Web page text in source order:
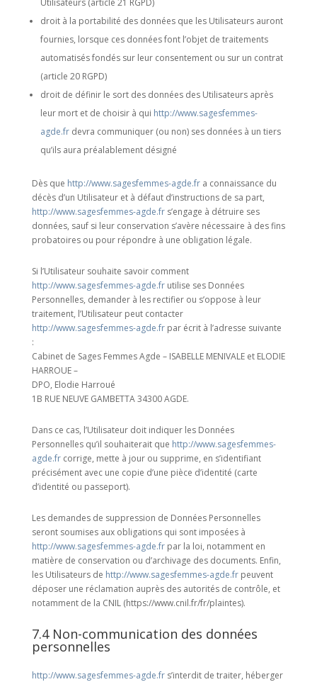
droit à la portabilité des données que les Utilisateurs auront
fournies, lorsque ces données font l’objet de traitements
automatisés fondés sur leur consentement ou sur un contrat
(article 20 RGPD)
droit de définir le sort des données des Utilisateurs après
leur mort et de choisir à qui http://www.sagesfemmes-
agde.frdevra communiquer (ou non) ses données à un tiers
qu’ils aura préalablement désigné
Dès que http://www.sagesfemmes-agde.fra connaissance du
décès d’un Utilisateur et à défaut d’instructions de sa part,
http://www.sagesfemmes-agde.frs’engage à détruire ses
données, sauf si leur conservation s’avère nécessaire à des fins
probatoires ou pour répondre à une obligation légale.
Si l’Utilisateur souhaite savoir comment
http://www.sagesfemmes-agde.frutilise ses Données
Personnelles, demander à les rectifier ou s’oppose à leur
traitement, l’Utilisateur peut contacter
http://www.sagesfemmes-agde.frpar écrit à l’adresse suivante
:
Cabinet de Sages Femmes Agde – ISABELLE MENIVALE et ELODIE
HARROUE –
DPO, Elodie Harroué
1B RUE NEUVE GAMBETTA 34300 AGDE.
Dans ce cas, l’Utilisateur doit indiquer les Données
Personnelles qu’il souhaiterait que http://www.sagesfemmes-
agde.frcorrige, mette à jour ou supprime, en s’identifiant
précisément avec une copie d’une pièce d’identité (carte
d’identité ou passeport).
Les demandes de suppression de Données Personnelles
seront soumises aux obligations qui sont imposées à
http://www.sagesfemmes-agde.frpar la loi, notamment en
matière de conservation ou d’archivage des documents. Enfin,
les Utilisateurs de http://www.sagesfemmes-agde.frpeuvent
déposer une réclamation auprès des autorités de contrôle, et
notamment de la CNIL (https://www.cnil.fr/fr/plaintes).
7.4 Non-communication des données
personnelles
http://www.sagesfemmes-agde.frs’interdit de traiter, héberger